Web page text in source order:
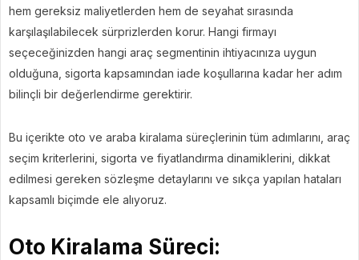
hem gereksiz maliyetlerden hem de seyahat sırasında
karşılaşılabilecek sürprizlerden korur. Hangi firmayı
seçeceğinizden hangi araç segmentinin ihtiyacınıza uygun
olduğuna, sigorta kapsamından iade koşullarına kadar her adım
bilinçli bir değerlendirme gerektirir.
Bu içerikte oto ve araba kiralama süreçlerinin tüm adımlarını, araç
seçim kriterlerini, sigorta ve fiyatlandırma dinamiklerini, dikkat
edilmesi gereken sözleşme detaylarını ve sıkça yapılan hataları
kapsamlı biçimde ele alıyoruz.
Oto Kiralama Süreci: